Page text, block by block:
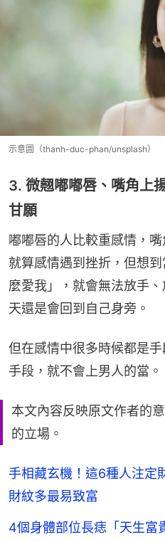
示意圖（thanh-duc-phan/unsplash）
3. 微翹嘟嘟唇、嘴角上
甘願
嘟嘟唇的人比較重感情，
就算感情遇到挫折，但想
麼愛我」，就會無法放手
天還是會回到自己身旁。
但在感情中很多時候都是
手段，就不會上男人的當。
本文內容反映原文作者的
的立場。
手相藏玄機！這6種人注定
財紋多最易致富
4個身體部位長痣「天生富